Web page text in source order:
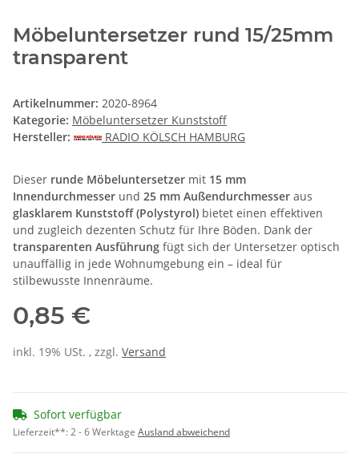
Möbeluntersetzer rund 15/25mm
transparent
Artikelnummer: 2020-8964
Kategorie: Möbeluntersetzer Kunststoff
Hersteller:
RADIO KÖLSCH HAMBURG
Dieser runde Möbeluntersetzer mit 15 mm
Innendurchmesser und 25 mm Außendurchmesser aus
glasklarem Kunststoff (Polystyrol) bietet einen effektiven
und zugleich dezenten Schutz für Ihre Böden. Dank der
transparenten Ausführung fügt sich der Untersetzer optisch
unauffällig in jede Wohnumgebung ein – ideal für
stilbewusste Innenräume.
0,85 €
inkl. 19% USt. , zzgl. Versand
Sofort verfügbar
Lieferzeit**:2 - 6 Werktage Ausland abweichend